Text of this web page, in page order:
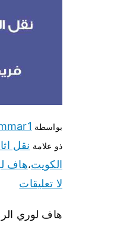
بواسطة
ذو علامة نقل
الكويت،هاف
لا تعليقات
هاف لوري